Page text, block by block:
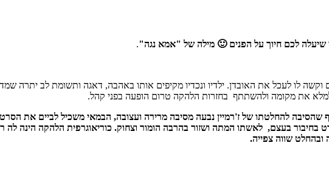
שיעלה לכם חיוך על הפנים 🙂 מילה של "אמא נגה".
לו לעכל את האובדן. ילדיו ונכדיו מקיפים אותו באהבה, דאגה ותשומת לב יתרה
את מקומה ולהשתתף בחזרות הלהקה טרום הופעה בפני קהל.
הקהל, בפסטיבל לוקרנו 2022. סרט מלא בחן ואף שהסיבה להחלטתו של ז'רמיין נבעה מסיבה מרירה ועצובה, הבמאי
בעצם, לאשתו המתה ושזור בהרבה הומור וצחוק. כוריאוגרפית הלהקה הינה
ובהחלט שווה צפייה.